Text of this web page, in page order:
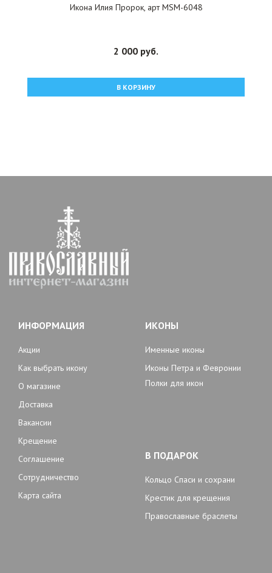
Икона Илия Пророк, арт MSM-6048
2 000 руб.
В КОРЗИНУ
ИНФОРМАЦИЯ
Акции
Как выбрать икону
О магазине
Доставка
Вакансии
Крещение
Соглашение
Сотрудничество
Карта сайта
ИКОНЫ
Именные иконы
Иконы Петра и Февронии
Полки для икон
В ПОДАРОК
Кольцо Спаси и сохрани
Крестик для крещения
Православные браслеты